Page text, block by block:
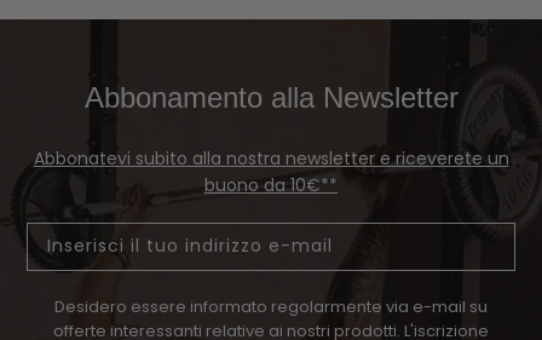
Abbonamento alla Newsletter
Abbonatevi subito alla nostra newsletter e riceverete un
buono da 10€**
Email
Desidero essere informato regolarmente via e-mail su
offerte interessanti relative ai nostri prodotti. L'iscrizione